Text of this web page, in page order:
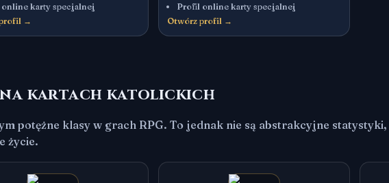
karty specjalnej
→
Profil online karty specjalnej
Otwórz profil →
na kartach katolickich
potężne klasy w grach RPG. To jednak nie są abstrakcyjne
życie.